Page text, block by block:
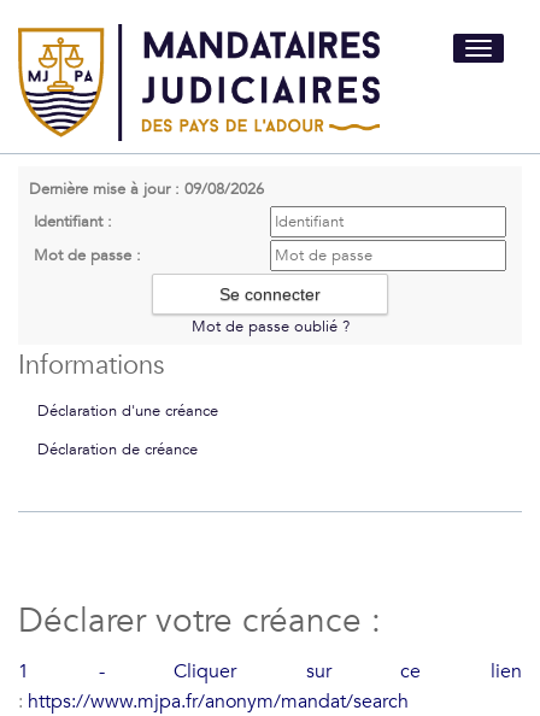
Toggle
Dernière mise à jour : 09/08/2026
Identifiant :
Mot de passe :
Mot de passe oublié ?
Informations
Déclaration d'une créance
Déclaration de créance
Déclarer votre créance :
1 - Cliquer sur ce lien
: https://www.mjpa.fr/anonym/mandat/search